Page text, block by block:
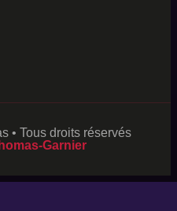
• Tous droits réservés
Garnier